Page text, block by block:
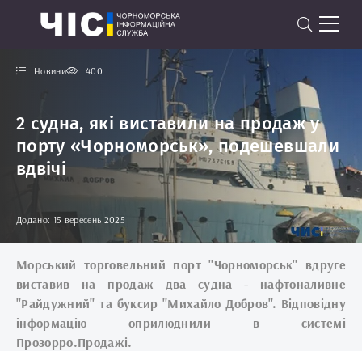
Новини 400
2 судна, які виставили на продаж у
порту «Чорноморськ», подешевшали
вдвічі
Додано: 15 вересень 2025
Морський торговельний порт "Чорноморськ" вдруге
виставив на продаж два судна - нафтоналивне
"Райдужний" та буксир "Михайло Добров". Відповідну
інформацію оприлюднили в системі
Прозорро.Продажі.